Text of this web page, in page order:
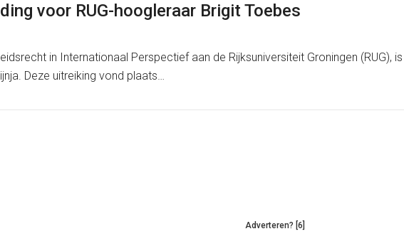
voor RUG-hoogleraar Brigit Toebes
in Internationaal Perspectief aan de Rijksuniversiteit Groningen
Deze uitreiking vond plaats…
Adverteren? [6]